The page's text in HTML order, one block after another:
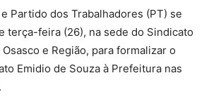
Partido dos Trabalhadores (PT) se
terça-feira (26), na sede do Sindicato
e Região, para formalizar o
Emidio de Souza à Prefeitura nas